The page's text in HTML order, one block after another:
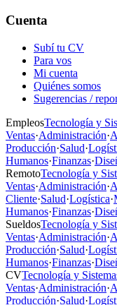
Cuenta
Subí tu CV
Para vos
Mi cuenta
Quiénes somos
Sugerencias /
EmpleosTecnología y
Ventas·Administración·
Producción·Salud·
Humanos·Finanzas·
RemotoTecnología y
Ventas·Administración·
Cliente·Salud·Logística·
Humanos·Finanzas·
SueldosTecnología y
Ventas·Administración·
Producción·Salud·
Humanos·Finanzas·
CVTecnología y
Ventas·Administración·
Producción·Salud·